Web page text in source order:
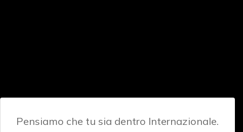
Pensiamo che tu sia dentro Internazionale.